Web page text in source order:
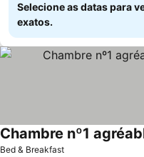
Selecione as datas para
exatos.
Bed & Breakfast
Chambre nº1